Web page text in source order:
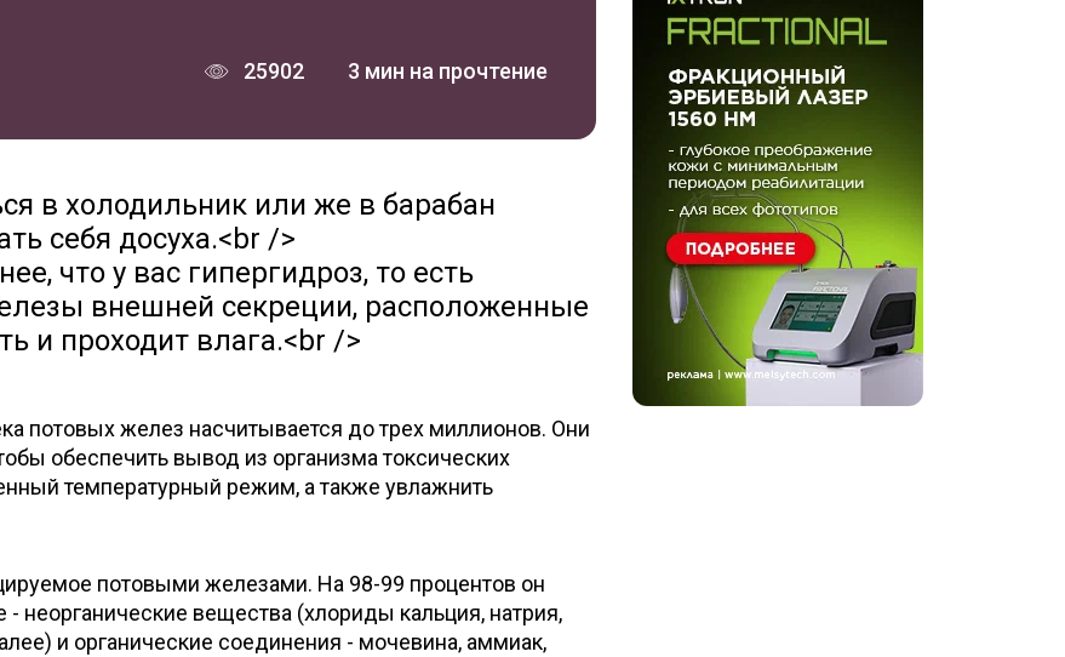
25902 3 мин на прочтение
в холодильник или же в барабан
себя досуха.<br />
что у вас гипергидроз, то есть
внешней секреции, расположенные
и проходит влага.<br />
потовых желез насчитывается до трех миллионов. Они
обеспечить вывод из организма токсических
температурный режим, а также увлажнить
потовыми железами. На 98-99 процентов он
- неорганические вещества (хлориды кальция, натрия,
и органические соединения - мочевина, аммиак,